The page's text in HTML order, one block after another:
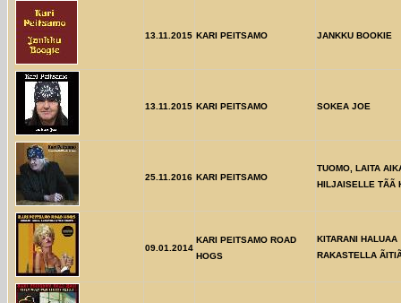
13.11.2015 KARI PEITSAMO JANKKU BOOKIE
13.11.2015 KARI PEITSAMO SOKEA JOE
25.11.2016 KARI PEITSAMO
TUOMO, LAITA
HILJAISELLE TÃÃ
09.01.2014
KARI PEITSAMO ROAD
HOGS
KITARANI HALUAA
RAKASTELLA